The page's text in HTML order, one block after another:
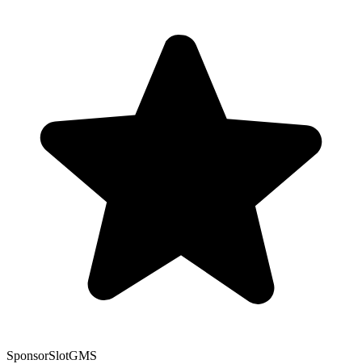
SponsorSlotGMS